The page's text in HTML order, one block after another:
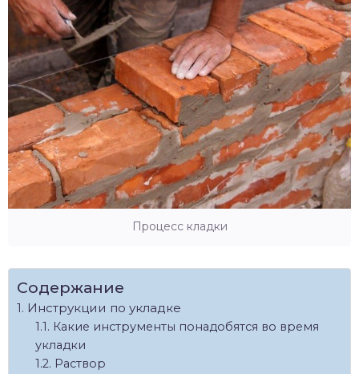
Процесс кладки
Содержание
Инструкции по укладке
Какие инструменты понадобятся во время
укладки
Раствор